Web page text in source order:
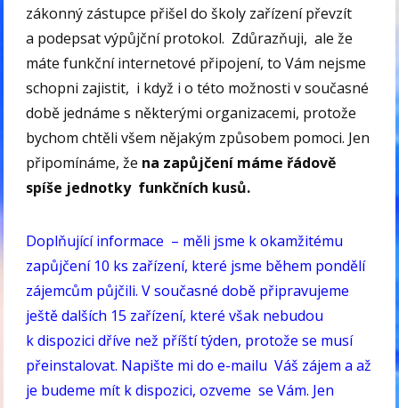
zákonný zástupce přišel do školy zařízení převzít
a podepsat výpůjční protokol. Zdůrazňuji, ale že
máte funkční internetové připojení, to Vám nejsme
schopni zajistit, i když i o této možnosti v současné
době jednáme s některými organizacemi, protože
bychom chtěli všem nějakým způsobem pomoci. Jen
připomínáme, že na zapůjčení máme řádově
spíše jednotky funkčních kusů.
Doplňující informace – měli jsme k okamžitému
zapůjčení 10 ks zařízení, které jsme během pondělí
zájemcům půjčili. V současné době připravujeme
ještě dalších 15 zařízení, které však nebudou
k dispozici dříve než příští týden, protože se musí
přeinstalovat. Napište mi do e-mailu Váš zájem a až
je budeme mít k dispozici, ozveme se Vám. Jen